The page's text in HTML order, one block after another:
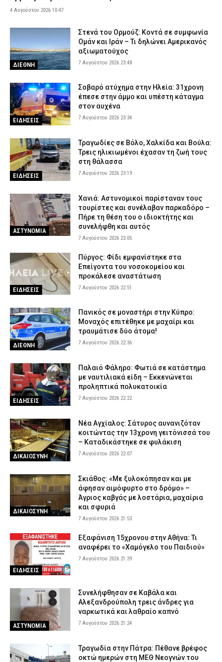
Θεσσαλονίκη: Πρώην συνδικαλιστής της ΕΛ.ΑΣ. συνελήφθη για
7 Αυγούστου 2026 17:12
Θεσσαλονίκη: Μεγάλη κινητοποίηση για φωτιά στο Μονοπήγαδο
– Επιχειρούν ισχυρές επίγειες και εναέριες δυνάμεις
Γρεβενά: Ο Σύλλογος Αλληλεγγύης και Εθελοντισμού «Ελπίδα»
προχώρησε σε δωρεά ειδών ιματισμού στο Αστυνομικό Τμήμα
ΣΩΜΑΤΑ ΑΣΦΑΛΕΙΑΣ 7 Αυγούστου 2026 16:48
«Παραμείνετε σε ετοιμότητα»
ΕΙΔΗΣΕΙΣ 7 Αυγούστου 2026 16:35
Πιερία: Συνελήφθησαν δύο άνδρες που διέρρηξαν ΙΧ και άρπαξαν
αντικείμενα αξίας άνω των 19.000 ευρώ
ΑΣΤΥΝΟΜΙΑ 7 Αυγούστου 2026 16:23
Πολύ υψηλός κίνδυνος πυρκαγιάς το Σάββατο – Ποιες περιοχές
τίθενται σε «Red Code»
ΕΙΔΗΣΕΙΣ 7 Αυγούστου 2026 16:10
4 Αυγούστου 2026 10:47
ΔΙΕΘΝΗ
Στενά του Ορμούζ: Κοντά σε συμφωνία
Ομάν και Ιράν – Τι δηλώνει Αμερικανός
αξιωματούχος
7 Αυγούστου 2026 23:48
ΕΙΔΗΣΕΙΣ
Σοβαρό ατύχημα στην Ηλεία: 31χρονη
έπεσε στην άμμο και υπέστη κάταγμα
στον αυχένα
7 Αυγούστου 2026 23:34
ΕΙΔΗΣΕΙΣ
Τραγωδίες σε Βόλο, Χαλκίδα και Βούλα:
Τρεις ηλικιωμένοι έχασαν τη ζωή τους
στη θάλασσα
7 Αυγούστου 2026 23:19
ΑΣΤΥΝΟΜΙΑ
Χανιά: Αστυνομικοί παρίσταναν τους
τουρίστες και συνέλαβαν παρκαδόρο –
Πήρε τη θέση του ο ιδιοκτήτης και
συνελήφθη και αυτός
7 Αυγούστου 2026 23:05
ΕΙΔΗΣΕΙΣ
Πύργος: Φίδι εμφανίστηκε στα
Επείγοντα του νοσοκομείου και
προκάλεσε αναστάτωση
7 Αυγούστου 2026 22:51
ΔΙΕΘΝΗ
Πανικός σε μοναστήρι στην Κύπρο:
Μοναχός επιτέθηκε με μαχαίρι και
τραυμάτισε δύο άτομα!
7 Αυγούστου 2026 22:36
ΕΙΔΗΣΕΙΣ
Παλαιό Φάληρο: Φωτιά σε κατάστημα
με ναυτιλιακά είδη – Εκκενώνεται
προληπτικά πολυκατοικία
7 Αυγούστου 2026 22:22
ΔΙΚΑΙΟΣΥΝΗ
Νέα Αγχίαλος: Σάτυρος αυνανιζόταν
κοιτώντας την 13χρονη γειτόνισσά του
– Καταδικάστηκε σε φυλάκιση
7 Αυγούστου 2026 22:07
ΔΙΚΑΙΟΣΥΝΗ
Σκιάθος: «Με ξυλοκόπησαν και με
άφησαν αιμόφυρτο στο δρόμο» –
Άγριος καβγάς με λοστάρια, μαχαίρια
και σφυριά
7 Αυγούστου 2026 21:53
ΕΙΔΗΣΕΙΣ
Εξαφάνιση 15χρονου στην Αθήνα: Τι
αναφέρει το «Χαμόγελο του Παιδιού»
7 Αυγούστου 2026 21:39
ΑΣΤΥΝΟΜΙΑ
Συνελήφθησαν σε Καβάλα και
Αλεξανδρούπολη τρεις άνδρες για
ναρκωτικά και λαθραίο καπνό
7 Αυγούστου 2026 21:24
Τραγωδία στην Πάτρα: Πέθανε βρέφος
οκτώ ημερών στη ΜΕΘ Νεογνών του